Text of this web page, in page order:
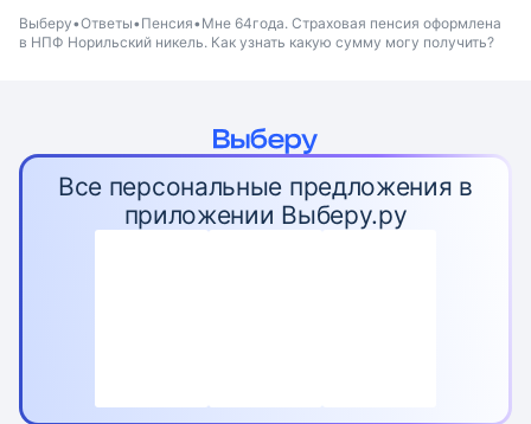
Выберу Ответы Пенсия Мне 64года. Страховая пенсия оформлена
в НПФ Норильский никель. Как узнать какую сумму могу получить?
Все персональные предложения в
приложении Выберу.ру